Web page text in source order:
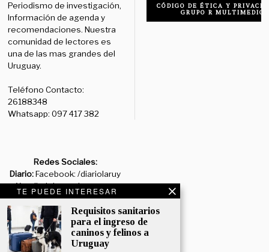
TE PUEDE INTERESAR
Requisitos sanitarios
para el ingreso de
caninos y felinos a
Uruguay
Periodismo de investigación,
Información de agenda y
recomendaciones. Nuestra
comunidad de lectores es
una de las mas grandes del
Uruguay.
Teléfono Contacto:
26188348
Whatsapp: 097 417 382
CÓDIGO DE ÉTICA Y
GRUPO R MULTIMEDIO
Redes Sociales:
Diario:Facebook: /diariolaruy
- X: @diariolaruy - Instagram:
@diariolar_uy
Departamento Comercial:
comercial@grupormultimedio.com